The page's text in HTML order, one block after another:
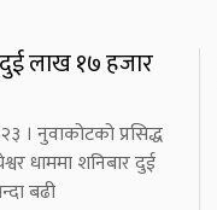
दुई लाख १७ हजार
। नुवाकोटको प्रसिद्ध
धाममा शनिबार दुई
बढी